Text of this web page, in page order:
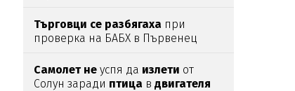
Търговци се разбягаха при
проверка на БАБХ в Първенец
Самолет не успя да излети от
Солун заради птица в двигателя